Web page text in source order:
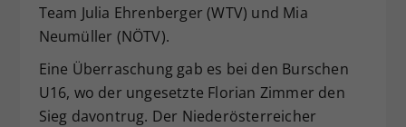
Team Julia Ehrenberger (WTV) und Mia
Neumüller (NÖTV).
Eine Überraschung gab es bei den Burschen
U16, wo der ungesetzte Florian Zimmer den
Sieg davontrug. Der Niederösterreicher